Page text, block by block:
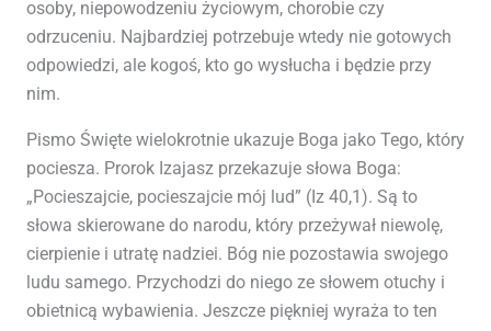
osoby, niepowodzeniu życiowym, chorobie czy
odrzuceniu. Najbardziej potrzebuje wtedy nie gotowych
odpowiedzi, ale kogoś, kto go wysłucha i będzie przy
nim.
Pismo Święte wielokrotnie ukazuje Boga jako Tego, który
pociesza. Prorok Izajasz przekazuje słowa Boga:
„Pocieszajcie, pocieszajcie mój lud” (Iz 40,1). Są to
słowa skierowane do narodu, który przeżywał niewolę,
cierpienie i utratę nadziei. Bóg nie pozostawia swojego
ludu samego. Przychodzi do niego ze słowem otuchy i
obietnicą wybawienia. Jeszcze piękniej wyraża to ten